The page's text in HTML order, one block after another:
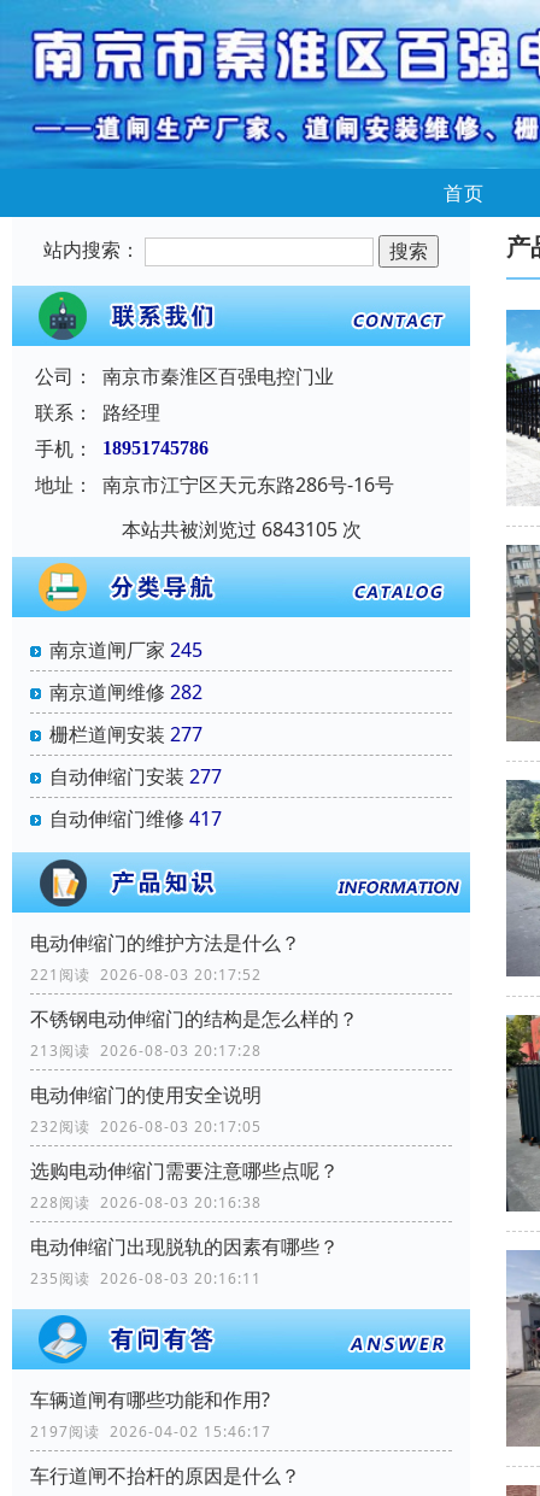
首页
站内搜索：
公司：
南京市秦淮区百强电控门业
联系：
路经理
手机：
18951745786
地址：
南京市江宁区天元东路286号-16号
本站共被浏览过 6843105 次
南京道闸厂家 245
南京道闸维修 282
栅栏道闸安装 277
自动伸缩门安装 277
自动伸缩门维修 417
电动伸缩门的维护方法是什么？
221阅读 2026-08-03 20:17:52
不锈钢电动伸缩门的结构是怎么样的？
213阅读 2026-08-03 20:17:28
电动伸缩门的使用安全说明
232阅读 2026-08-03 20:17:05
选购电动伸缩门需要注意哪些点呢？
228阅读 2026-08-03 20:16:38
电动伸缩门出现脱轨的因素有哪些？
235阅读 2026-08-03 20:16:11
车辆道闸有哪些功能和作用?
2197阅读 2026-04-02 15:46:17
车行道闸不抬杆的原因是什么？
产